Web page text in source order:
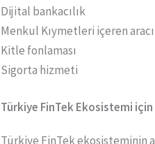
Dijital bankacılık
Menkul Kıymetleri içeren
Kitle fonlaması
Sigorta hizmeti
Türkiye FinTek Ekosistemi
Türkiye FinTek ekosisteminin